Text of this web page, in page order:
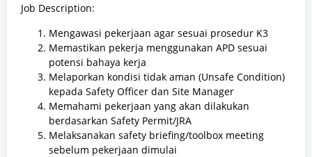
Job Description:
Mengawasi pekerjaan agar sesuai prosedur K3
Memastikan pekerja menggunakan APD sesuai
potensi bahaya kerja
Melaporkan kondisi tidak aman (Unsafe Condition)
kepada Safety Officer dan Site Manager
Memahami pekerjaan yang akan dilakukan
berdasarkan Safety Permit/JRA
Melaksanakan safety briefing/toolbox meeting
sebelum pekerjaan dimulai